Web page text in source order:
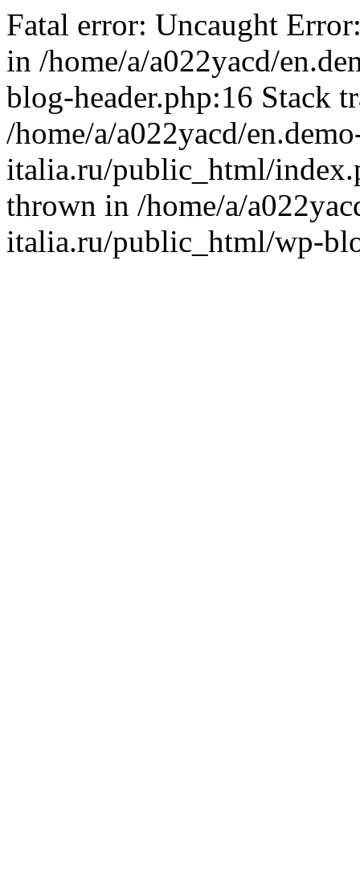
Fatal error: Uncaught
in /home/a/a022yacd/
blog-header.php:16 Stack
/home/a/a022yacd/
italia.ru/public_html/
thrown in /home/a/
italia.ru/public_html/wp-